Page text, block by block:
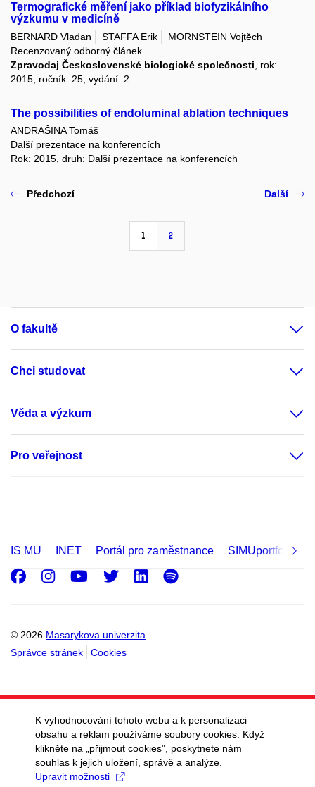
Termografické měření jako příklad biofyzikálního
výzkumu v medicíně
BERNARD Vladan STAFFA Erik
MORNSTEIN Vojtěch
Recenzovaný odborný článek
Zpravodaj Československé biologické společnosti , rok:
2015, ročník: 25, vydání: 2
The possibilities of endoluminal ablation techniques
ANDRAŠINA Tomáš
Další prezentace na konferencích
Rok: 2015, druh: Další prezentace na konferencích
Předchozí
1 2
Další
O fakultě
Chci studovat
Věda a výzkum
Pro veřejnost
IS MU INET Portál pro zaměstnance SIMUportfolio
© 2026 Masarykova univerzita
Správce stránek
Cookies
Facebook
Instagram
Youtube
Twitter
LinkedIn
Spotify
K vyhodnocování tohoto webu a k personalizaci
obsahu a reklam používáme soubory cookies. Když
klikněte na „přijmout cookies", poskytnete nám
souhlas k jejich uložení, správě a analýze.
Upravit možnosti